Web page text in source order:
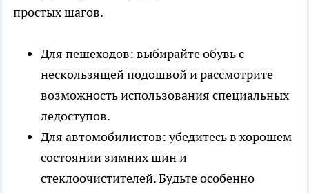
простых шагов.
Для пешеходов: выбирайте обувь с
нескользящей подошвой и рассмотрите
возможность использования специальных
ледоступов.
Для автомобилистов: убедитесь в хорошем
состоянии зимних шин и
стеклоочистителей. Будьте особенно